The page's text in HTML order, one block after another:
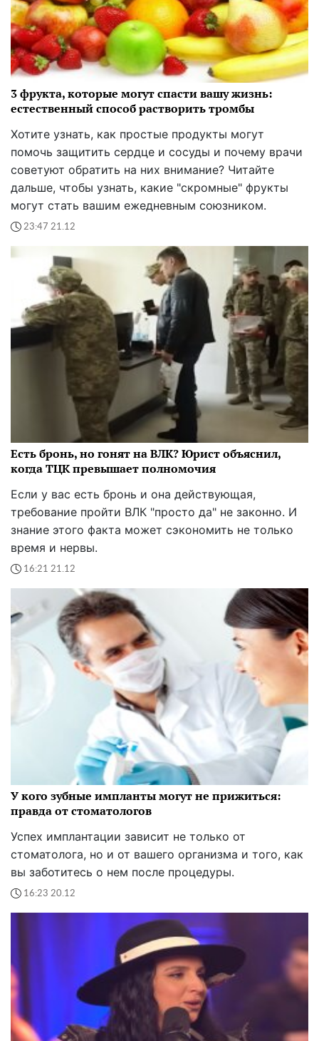
3 фрукта, которые могут спасти вашу жизнь:
естественный способ растворить тромбы
Хотите узнать, как простые продукты могут
помочь защитить сердце и сосуды и почему врачи
советуют обратить на них внимание? Читайте
дальше, чтобы узнать, какие "скромные" фрукты
могут стать вашим ежедневным союзником.
23:47 21.12
Есть бронь, но гонят на ВЛК? Юрист объяснил,
когда ТЦК превышает полномочия
Если у вас есть бронь и она действующая,
требование пройти ВЛК "просто да" не законно. И
знание этого факта может сэкономить не только
время и нервы.
16:21 21.12
У кого зубные импланты могут не прижиться:
правда от стоматологов
Успех имплантации зависит не только от
стоматолога, но и от вашего организма и того, как
вы заботитесь о нем после процедуры.
16:23 20.12